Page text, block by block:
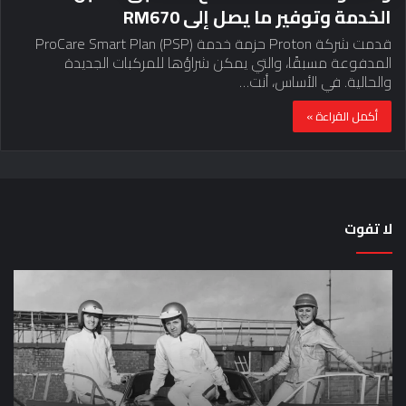
الخدمة وتوفير ما يصل إلى RM670
قدمت شركة Proton حزمة خدمة ProCare Smart Plan (PSP)
المدفوعة مسبقًا، والتي يمكن شراؤها للمركبات الجديدة
والحالية. في الأساس، أنت…
أكمل القراءة »
لا تفوت
لماذا
من
المشاركة
في